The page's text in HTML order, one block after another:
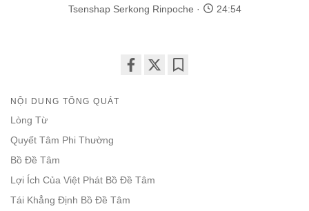
Tsenshap Serkong Rinpoche 24:54
NỘI DUNG TỔNG QUÁT
Lòng Từ
Quyết Tâm Phi Thường
Bồ Đề Tâm
Lợi Ích Của Việt Phát Bồ Đề Tâm
Tái Khẳng Định Bồ Đề Tâm